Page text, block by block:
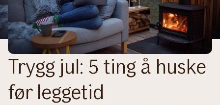
Trygg jul: 5 ting å huske
før leggetid